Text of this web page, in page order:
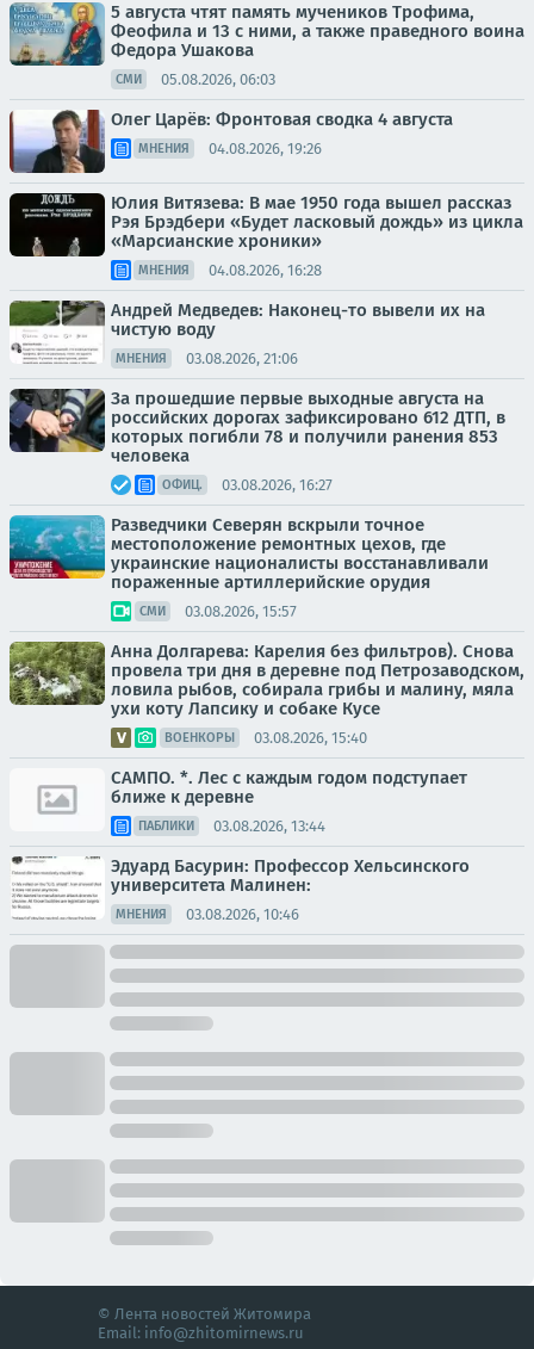
5 августа чтят память мучеников Трофима,
Феофила и 13 с ними, а также праведного воина
Федора Ушакова
СМИ 05.08.2026, 06:03
Олег Царёв: Фронтовая сводка 4 августа
МНЕНИЯ 04.08.2026, 19:26
Юлия Витязева: В мае 1950 года вышел рассказ
Рэя Брэдбери «Будет ласковый дождь» из цикла
«Марсианские хроники»
МНЕНИЯ 04.08.2026, 16:28
Андрей Медведев: Наконец-то вывели их на
чистую воду
МНЕНИЯ 03.08.2026, 21:06
За прошедшие первые выходные августа на
российских дорогах зафиксировано 612 ДТП, в
которых погибли 78 и получили ранения 853
человека
ОФИЦ. 03.08.2026, 16:27
Разведчики Северян вскрыли точное
местоположение ремонтных цехов, где
украинские националисты восстанавливали
пораженные артиллерийские орудия
СМИ 03.08.2026, 15:57
Анна Долгарева: Карелия без фильтров). Снова
провела три дня в деревне под Петрозаводском,
ловила рыбов, собирала грибы и малину, мяла
ухи коту Лапсику и собаке Кусе
ВОЕНКОРЫ 03.08.2026, 15:40
САМПО. *. Лес с каждым годом подступает
ближе к деревне
ПАБЛИКИ 03.08.2026, 13:44
Эдуард Басурин: Профессор Хельсинского
университета Малинен:
МНЕНИЯ 03.08.2026, 10:46
© Лента новостей Житомира
Email: info@zhitomirnews.ru